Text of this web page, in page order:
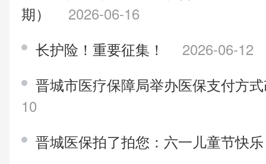
期）
2026-06-16
长护险！重要征集！
2026-06-12
晋城市医疗保障局举办医保支付方
10
晋城医保拍了拍您：六一儿童节快